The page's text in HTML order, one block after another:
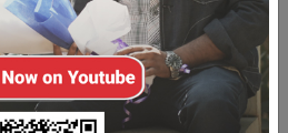
સુંદર કલ્પનાઓ કરો!